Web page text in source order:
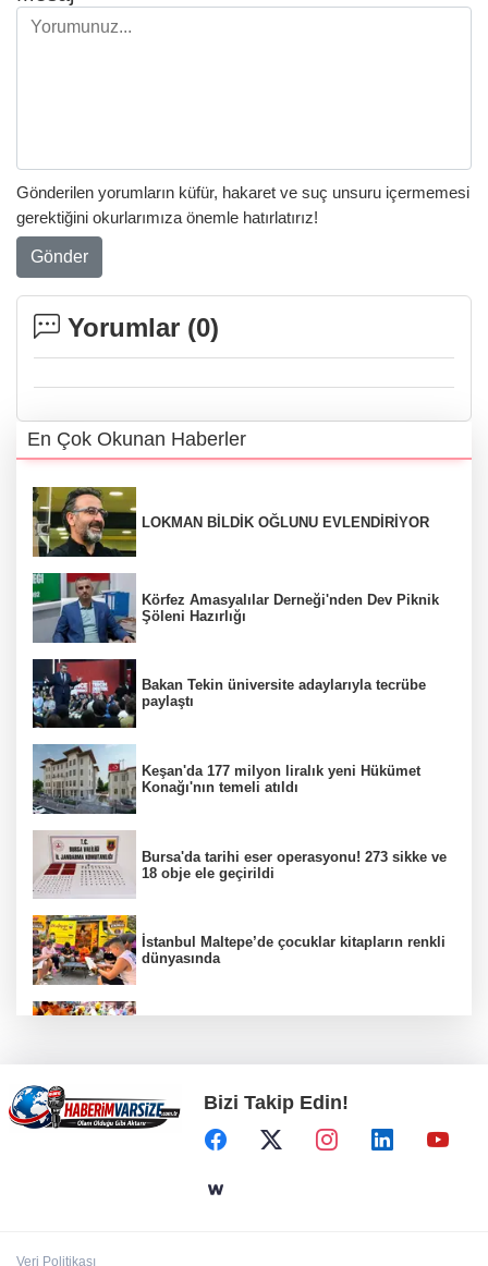
Gönderilen yorumların küfür, hakaret ve suç unsuru içermemesi
gerektiğini okurlarımıza önemle hatırlatırız!
Gönder
Yorumlar (0)
En Çok Okunan Haberler
LOKMAN BİLDİK OĞLUNU EVLENDİRİYOR
Körfez Amasyalılar Derneği'nden Dev Piknik
Şöleni Hazırlığı
Bakan Tekin üniversite adaylarıyla tecrübe
paylaştı
Keşan'da 177 milyon liralık yeni Hükümet
Konağı'nın temeli atıldı
Bursa'da tarihi eser operasyonu! 273 sikke ve
18 obje ele geçirildi
İstanbul Maltepe’de çocuklar kitapların renkli
dünyasında
Nevşehir Kültür Yolu'nda etkinlikler peşpeşe
yapıldı
Eyüpsultan Meydanı yenileniyor... İlk taşı
Bizi Takip Edin!
Veri Politikası